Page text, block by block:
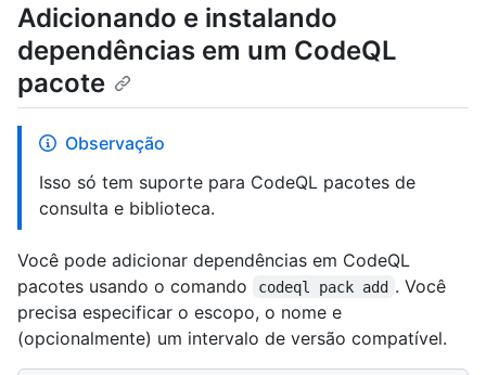
Adicionando e instalando
dependências em um CodeQL
pacote
Observação
Isso só tem suporte para CodeQL pacotes de
consulta e biblioteca.
Você pode adicionar dependências em CodeQL
pacotes usando o comando
codeql pack add . Você
precisa especificar o escopo, o nome e
(opcionalmente) um intervalo de versão compatível.